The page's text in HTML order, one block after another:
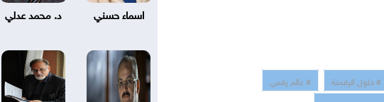
# حلول الرقمنة
# عالم رقمي
اسماء حسني د. محمد عدلي